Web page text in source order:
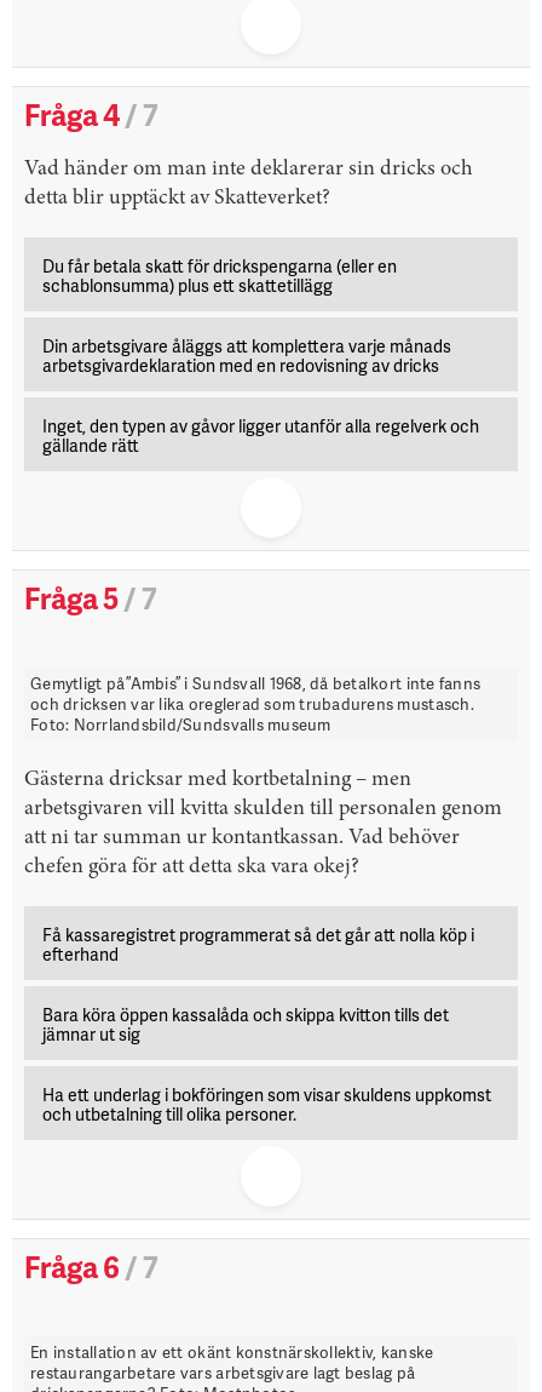
Fråga 4/ 7
Vad händer om man inte deklarerar sin dricks och
detta blir upptäckt av Skatteverket?
Du får betala skatt för drickspengarna (eller en
schablonsumma) plus ett skattetillägg
Din arbetsgivare åläggs att komplettera varje månads
arbetsgivardeklaration med en redovisning av dricks
Inget, den typen av gåvor ligger utanför alla regelverk och
gällande rätt
Fråga 5/ 7
Gemytligt på ”Ambis” i Sundsvall 1968, då betalkort inte fanns
och dricksen var lika oreglerad som trubadurens mustasch.
Foto: Norrlandsbild/Sundsvalls museum
Gästerna dricksar med kortbetalning – men
arbetsgivaren vill kvitta skulden till personalen genom
att ni tar summan ur kontantkassan. Vad behöver
chefen göra för att detta ska vara okej?
Få kassaregistret programmerat så det går att nolla köp i
efterhand
Bara köra öppen kassalåda och skippa kvitton tills det
jämnar ut sig
Ha ett underlag i bokföringen som visar skuldens uppkomst
och utbetalning till olika personer.
Fråga 6/ 7
En installation av ett okänt konstnärskollektiv, kanske
restaurangarbetare vars arbetsgivare lagt beslag på